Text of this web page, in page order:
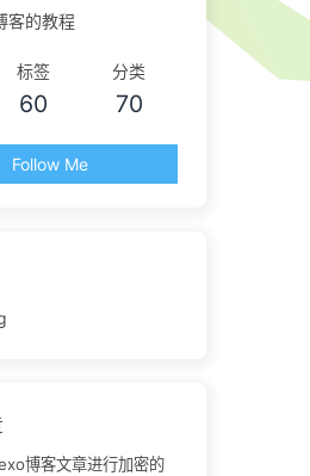
客的教程
标签
60
分类
70
Follow Me
博客文章进行加密的